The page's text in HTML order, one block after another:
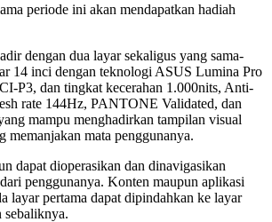
periode ini akan mendapatkan hadiah
dengan dua layar sekaligus yang sama-
14 inci dengan teknologi ASUS Lumina Pro
P3, dan tingkat kecerahan 1.000nits, Anti-
rate 144Hz, PANTONE Validated, dan
mampu menghadirkan tampilan visual
memanjakan mata penggunanya.
dapat dioperasikan dan dinavigasikan
penggunanya. Konten maupun aplikasi
layar pertama dapat dipindahkan ke layar
sebaliknya.